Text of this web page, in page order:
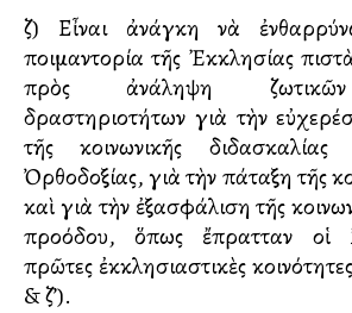
ζ) Εἶναι ἀνάγκη νὰ
ποιμαντορία τῆς Ἐκκλησίας
πρὸς ἀνάληψη ζωτικῶν
δραστηριοτήτων γιὰ τὴν
τῆς κοινωνικῆς
Ὀρθοδοξίας, γιὰ τὴν πάταξη τῆς
καὶ γιὰ τὴν ἐξασφάλιση τῆς
προόδου, ὅπως ἔπρατταν οἱ
πρῶτες ἐκκλησιαστικὲς
& ζ’).